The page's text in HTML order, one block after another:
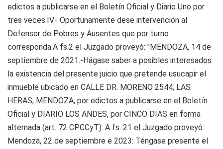
edictos a publicarse en el Boletín Oficial y Diario Uno por
tres veces.IV.- Oportunamente dese intervención al
Defensor de Pobres y Ausentes que por turno
corresponda.A fs.2 el Juzgado proveyó: "MENDOZA, 14 de
septiembre de 2021.-Hágase saber a posibles interesados
la existencia del presente juicio que pretende usucapir el
inmueble ubicado en CALLE DR. MORENO 2544, LAS
HERAS, MENDOZA, por edictos a publicarse en el Boletín
Oficial y DIARIO LOS ANDES, por CINCO DIAS en forma
alternada (art. 72 CPCCyT). A fs. 21 el Juzgado proveyó:
Mendoza, 22 de septiembre e 2023: Téngase presente el